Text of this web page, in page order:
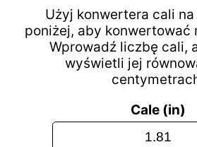
Użyj konwertera cali
poniżej, aby konwertować
Wprowadź liczbę cali,
wyświetli jej
Cale (in)